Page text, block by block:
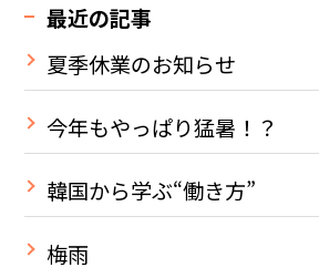
最近の記事
夏季休業のお知らせ
今年もやっぱり猛暑！？
韓国から学ぶ“働き方”
梅雨